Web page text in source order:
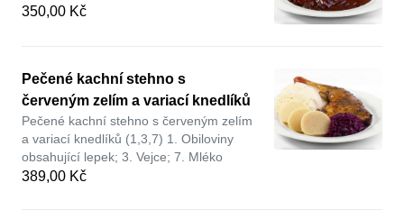
350,00 Kč
Pečené kachní stehno s
červeným zelím a variací knedlíků
Pečené kachní stehno s červeným zelím
a variací knedlíků (1,3,7) 1. Obiloviny
obsahující lepek; 3. Vejce; 7. Mléko
389,00 Kč